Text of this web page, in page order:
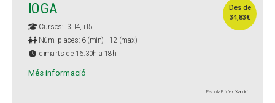
Des de
34,83€
IOGA
Cursos: I3, I4, i I5
Núm. places: 6 (min) - 12 (max)
dimarts de 16.30h a 18h
Més informació
Escola Pi d'en Xandri